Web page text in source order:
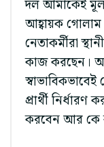
দল আমাকেই
আহ্বায়ক
নেতাকর্মীরা
কাজ করছেন।
প্রার্থী
করবেন আর কে